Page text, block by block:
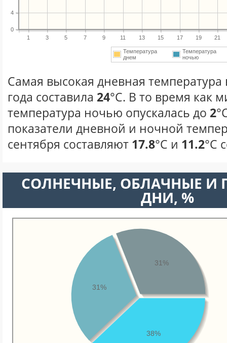
1 3 5 7 9 11 13 15 17 19 21
0
4
Температура
днем
Температура
ночью
Самая высокая дневная температура
года составила 24°С. В то время как
температура ночью опускалась до 2
показатели дневной и ночной
сентября составляют 17.8°С и 11.2°С
CОЛНЕЧНЫЕ, ОБЛАЧНЫЕ И
ДНИ, %
38%
31%
31%